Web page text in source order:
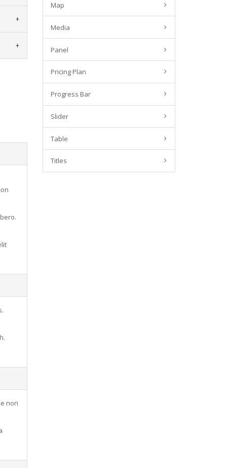
non
Map
Media
Panel
Pricing Plan
Progress Bar
Slider
Table
Titles